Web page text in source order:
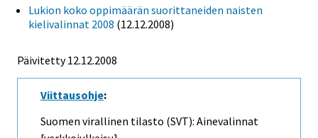
Lukion koko oppimäärän suorittaneiden naisten
kielivalinnat 2008 (12.12.2008)
Päivitetty12.12.2008
Viittausohje:
Suomen virallinen tilasto (SVT): Ainevalinnat